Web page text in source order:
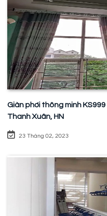
Giàn phơi thông minh
Thanh Xuân, HN
23 Tháng 02, 2023